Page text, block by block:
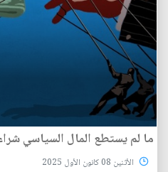
ما لم يستطع المال السياسي
الأثنين 08 كانون الأول 2025